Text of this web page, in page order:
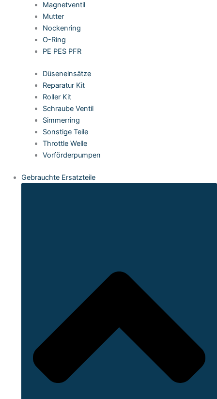
Magnetventil
Mutter
Nockenring
O-Ring
PE PES PFR
Düseneinsätze
Reparatur Kit
Roller Kit
Schraube Ventil
Simmerring
Sonstige Teile
Throttle Welle
Vorförderpumpen
Gebrauchte Ersatzteile